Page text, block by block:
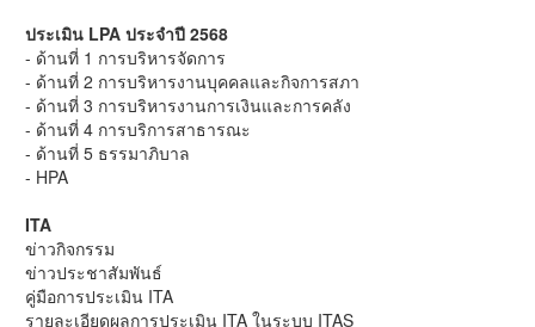
ประเมิน LPA ประจำปี 2568
- ด้านที่ 1 การบริหารจัดการ
- ด้านที่ 2 การบริหารงานบุคคลและกิจการสภา
- ด้านที่ 3 การบริหารงานการเงินและการคลัง
- ด้านที่ 4 การบริการสาธารณะ
- ด้านที่ 5 ธรรมาภิบาล
- HPA
ITA
ข่าวกิจกรรม
ข่าวประชาสัมพันธ์
คู่มือการประเมิน ITA
รายละเอียดผลการประเมิน ITA ในระบบ ITAS